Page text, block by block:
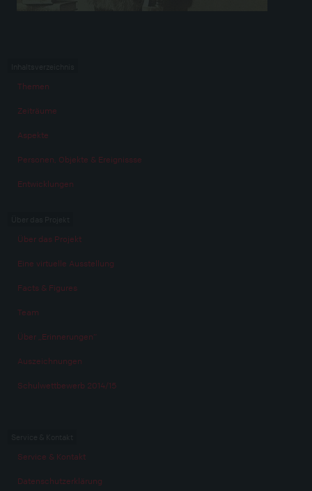
Themen
Zeiträume
Aspekte
Personen, Objekte & Ereignissse
Entwicklungen
Über das Projekt
Eine virtuelle Ausstellung
Facts & Figures
Team
Über „Erinnerungen“
Auszeichnungen
Schulwettbewerb 2014/15
Service & Kontakt
Datenschutzerklärung